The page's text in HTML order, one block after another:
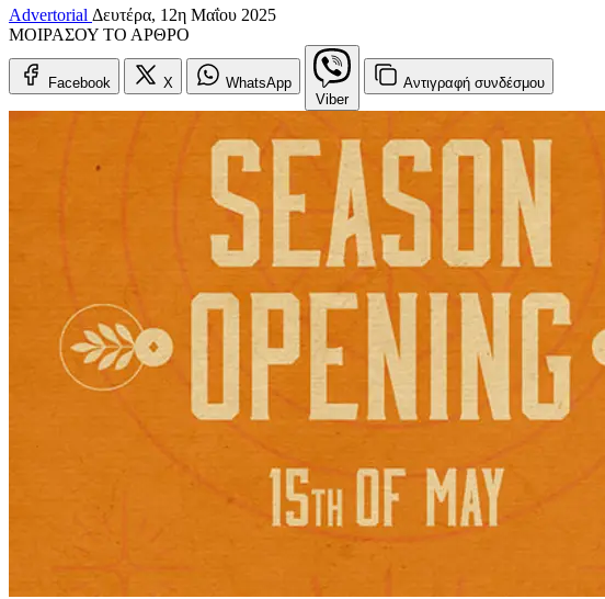
Advertorial Δευτέρα, 12η Μαΐου 2025
ΜΟΙΡΑΣΟΥ ΤΟ ΑΡΘΡΟ
Facebook X
WhatsApp
Viber
Αντιγραφή συνδέσμου